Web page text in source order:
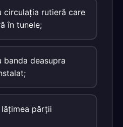
circulaţia rutieră care
în tunele;
banda deasupra
părţii